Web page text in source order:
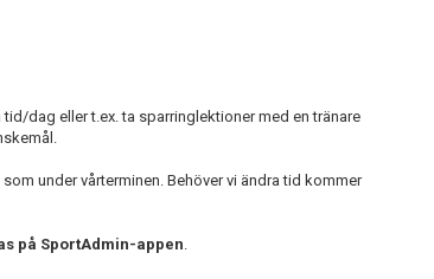
dag eller t.ex. ta sparringlektioner med en tränare
under vårterminen. Behöver vi ändra tid kommer
på SportAdmin-appen.